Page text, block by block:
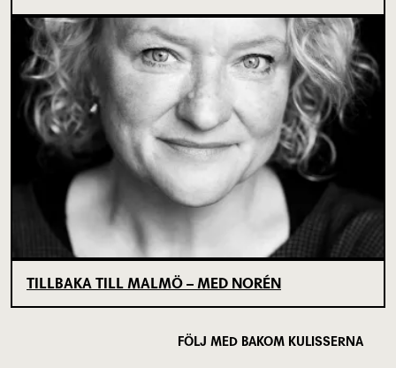
TILLBAKA TILL MALMÖ – MED NORÉN
FÖLJ MED BAKOM KULISSERNA